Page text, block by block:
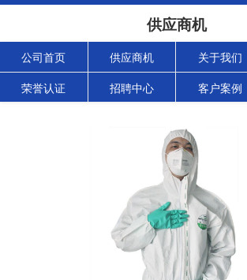
供应商机
公司首页 供应商机 关于我们
荣誉认证 招聘中心 客户案例